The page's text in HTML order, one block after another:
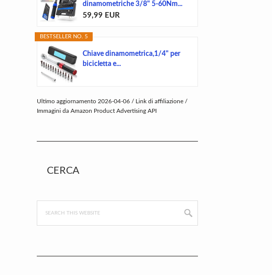
dinamometriche 3/8" 5-60Nm...
59,99 EUR
BESTSELLER NO. 5
Chiave dinamometrica,1/4" per
bicicletta e...
Ultimo aggiornamento 2026-04-06 / Link di affiliazione /
Immagini da Amazon Product Advertising API
CERCA